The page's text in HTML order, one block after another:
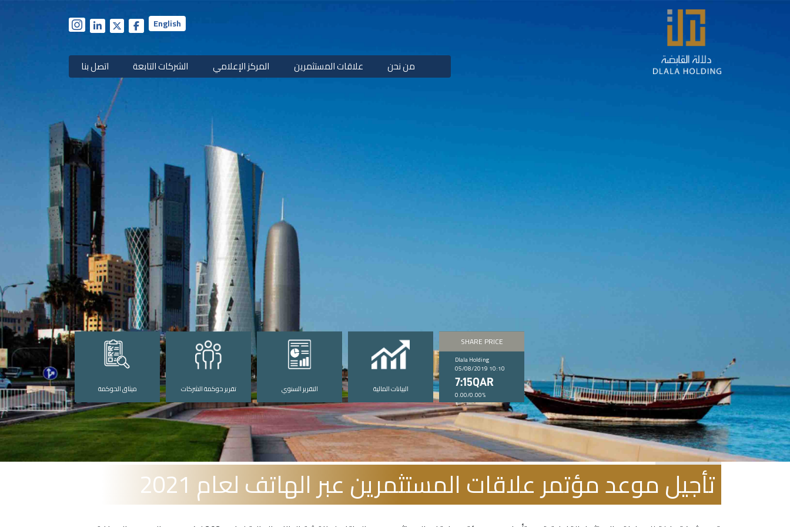
English
من نحن علاقات المستثمرين المركز الإعلامي الشركات التابعة اتصل بنا
SHARE PRICE
Dlala Holding
05/08/2019 10:10
7:15QAR
0.00/0.00%
البيانات المالية التقرير السنوي تقرير حوكمة الشركات ميثاق الحوكمة
فبراير 22, 2022
تأجيل موعد مؤتمر علاقات المستثمرين عبر الهاتف لعام 2021